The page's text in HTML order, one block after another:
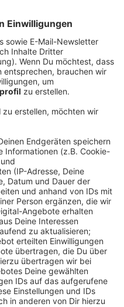
12:02
Das ist einer der
etwa 400
Männer und Frauen -
finden, im
dauert zwei
kann man bis zu 1.600
schwierige Arbeit